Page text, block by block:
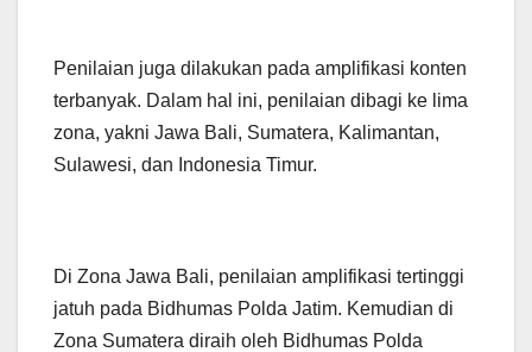
Penilaian juga dilakukan pada amplifikasi konten
terbanyak. Dalam hal ini, penilaian dibagi ke lima
zona, yakni Jawa Bali, Sumatera, Kalimantan,
Sulawesi, dan Indonesia Timur.
Di Zona Jawa Bali, penilaian amplifikasi tertinggi
jatuh pada Bidhumas Polda Jatim. Kemudian di
Zona Sumatera diraih oleh Bidhumas Polda